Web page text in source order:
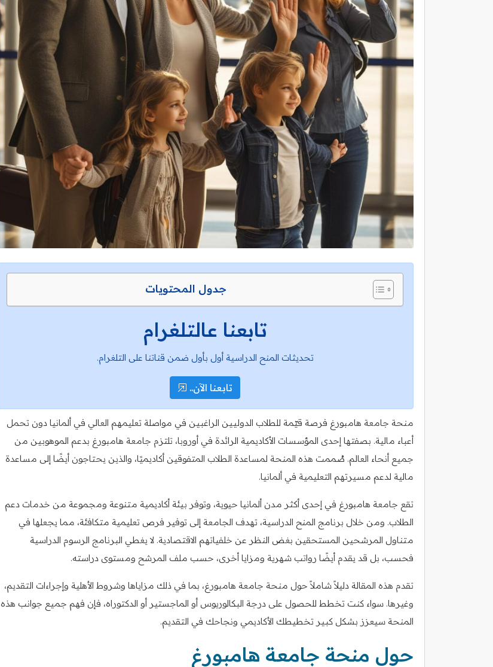
جدول المحتويات
تابعنا عالتلغرام
تحديثات المنح الدراسية أول بأول ضمن قناتنا على التلغرام.
تابعنا الآن..
منحة جامعة هامبورغ فرصة قيّمة للطلاب الدوليين الراغبين في مواصلة تعليمهم العالي في ألمانيا دون تحمل
أعباء مالية. بصفتها إحدى المؤسسات الأكاديمية الرائدة في أوروبا، تلتزم جامعة هامبورغ بدعم الموهوبين من
جميع أنحاء العالم. صُممت هذه المنحة لمساعدة الطلاب المتفوقين أكاديميًا، والذين يحتاجون أيضًا إلى مساعدة
مالية لدعم مسيرتهم التعليمية في ألمانيا.
تقع جامعة هامبورغ في إحدى أكثر مدن ألمانيا حيوية، وتوفر بيئة أكاديمية متنوعة ومجموعة من خدمات دعم
الطلاب. ومن خلال برنامج المنح الدراسية، تهدف الجامعة إلى توفير فرص تعليمية متكافئة، مما يجعلها في
متناول المرشحين المستحقين بغض النظر عن خلفياتهم الاقتصادية. لا يغطي البرنامج الرسوم الدراسية
فحسب، بل قد يقدم أيضًا رواتب شهرية ومزايا أخرى، حسب ملف المرشح ومستوى دراسته.
تقدم هذه المقالة دليلاً شاملاً حول منحة جامعة هامبورغ، بما في ذلك مزاياها وشروط الأهلية وإجراءات التقديم،
وغيرها. سواء كنت تخطط للحصول على درجة البكالوريوس أو الماجستير أو الدكتوراه، فإن فهم جميع جوانب هذه
المنحة سيعزز بشكل كبير تخطيطك الأكاديمي ونجاحك في التقديم.
حول منحة جامعة هامبورغ